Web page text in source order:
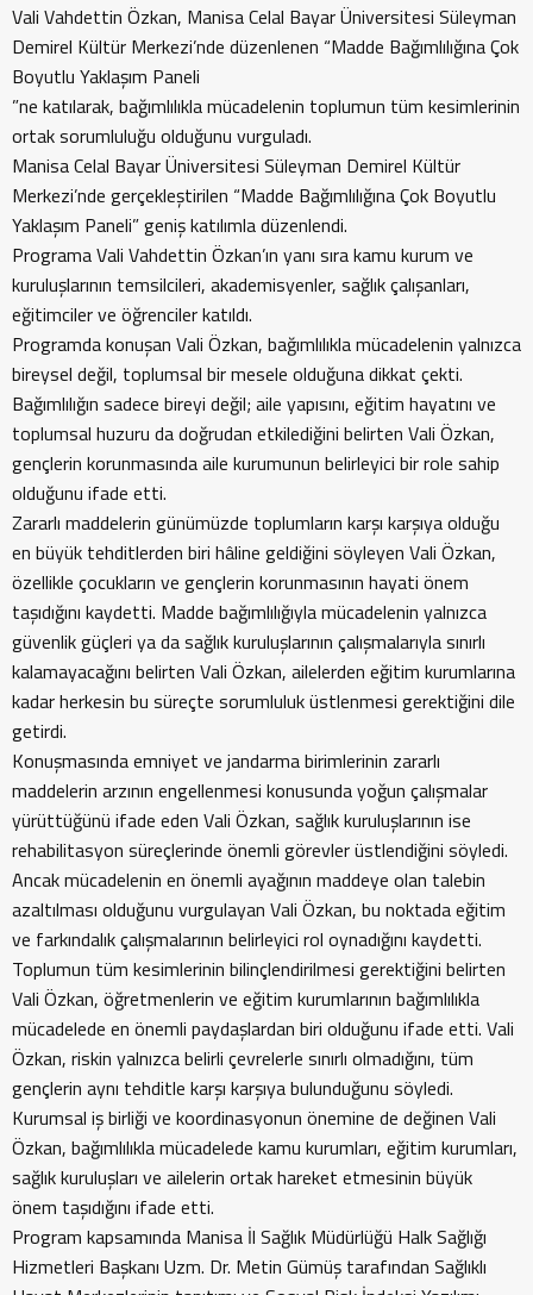
Vali Vahdettin Özkan, Manisa Celal Bayar Üniversitesi Süleyman
Demirel Kültür Merkezi’nde düzenlenen “Madde Bağımlılığına Çok
Boyutlu Yaklaşım Paneli
”ne katılarak, bağımlılıkla mücadelenin toplumun tüm kesimlerinin
ortak sorumluluğu olduğunu vurguladı.
Manisa Celal Bayar Üniversitesi Süleyman Demirel Kültür
Merkezi’nde gerçekleştirilen “Madde Bağımlılığına Çok Boyutlu
Yaklaşım Paneli” geniş katılımla düzenlendi.
Programa Vali Vahdettin Özkan’ın yanı sıra kamu kurum ve
kuruluşlarının temsilcileri, akademisyenler, sağlık çalışanları,
eğitimciler ve öğrenciler katıldı.
Programda konuşan Vali Özkan, bağımlılıkla mücadelenin yalnızca
bireysel değil, toplumsal bir mesele olduğuna dikkat çekti.
Bağımlılığın sadece bireyi değil; aile yapısını, eğitim hayatını ve
toplumsal huzuru da doğrudan etkilediğini belirten Vali Özkan,
gençlerin korunmasında aile kurumunun belirleyici bir role sahip
olduğunu ifade etti.
Zararlı maddelerin günümüzde toplumların karşı karşıya olduğu
en büyük tehditlerden biri hâline geldiğini söyleyen Vali Özkan,
özellikle çocukların ve gençlerin korunmasının hayati önem
taşıdığını kaydetti. Madde bağımlılığıyla mücadelenin yalnızca
güvenlik güçleri ya da sağlık kuruluşlarının çalışmalarıyla sınırlı
kalamayacağını belirten Vali Özkan, ailelerden eğitim kurumlarına
kadar herkesin bu süreçte sorumluluk üstlenmesi gerektiğini dile
getirdi.
Konuşmasında emniyet ve jandarma birimlerinin zararlı
maddelerin arzının engellenmesi konusunda yoğun çalışmalar
yürüttüğünü ifade eden Vali Özkan, sağlık kuruluşlarının ise
rehabilitasyon süreçlerinde önemli görevler üstlendiğini söyledi.
Ancak mücadelenin en önemli ayağının maddeye olan talebin
azaltılması olduğunu vurgulayan Vali Özkan, bu noktada eğitim
ve farkındalık çalışmalarının belirleyici rol oynadığını kaydetti.
Toplumun tüm kesimlerinin bilinçlendirilmesi gerektiğini belirten
Vali Özkan, öğretmenlerin ve eğitim kurumlarının bağımlılıkla
mücadelede en önemli paydaşlardan biri olduğunu ifade etti. Vali
Özkan, riskin yalnızca belirli çevrelerle sınırlı olmadığını, tüm
gençlerin aynı tehditle karşı karşıya bulunduğunu söyledi.
Kurumsal iş birliği ve koordinasyonun önemine de değinen Vali
Özkan, bağımlılıkla mücadelede kamu kurumları, eğitim kurumları,
sağlık kuruluşları ve ailelerin ortak hareket etmesinin büyük
önem taşıdığını ifade etti.
Program kapsamında Manisa İl Sağlık Müdürlüğü Halk Sağlığı
Hizmetleri Başkanı Uzm. Dr. Metin Gümüş tarafından Sağlıklı